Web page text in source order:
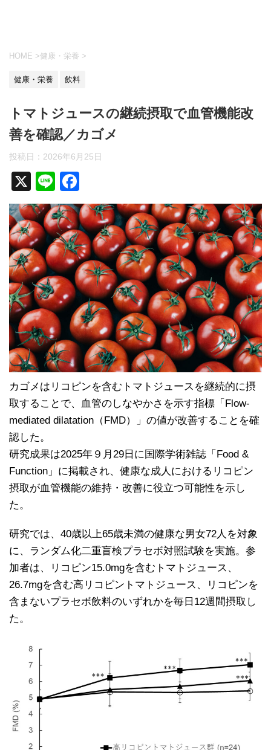
HOME >健康・栄養 >
健康・栄養 飲料
トマトジュースの継続摂取で血管機能改
善を確認／カゴメ
投稿日： 2026年6月25日
X
Li
n
e
a
c
e
b
o
o
k
カゴメはリコピンを含むトマトジュースを継続的に摂
取することで、血管のしなやかさを示す指標「Flow-
mediated dilatation（FMD）」の値が改善することを確
認した。
研究成果は2025年９月29日に国際学術雑誌「Food &
Function」に掲載され、健康な成人におけるリコピン
摂取が血管機能の維持・改善に役立つ可能性を示し
た。
研究では、40歳以上65歳未満の健康な男女72人を対象
に、ランダム化二重盲検プラセボ対照試験を実施。参
加者は、リコピン15.0mgを含むトマトジュース、
26.7mgを含む高リコピントマトジュース、リコピンを
含まないプラセボ飲料のいずれかを毎日12週間摂取し
た。